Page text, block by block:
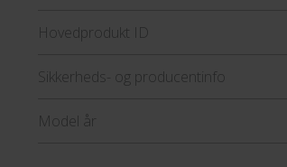
Hovedprodukt ID
Sikkerheds- og producentinfo
Model år